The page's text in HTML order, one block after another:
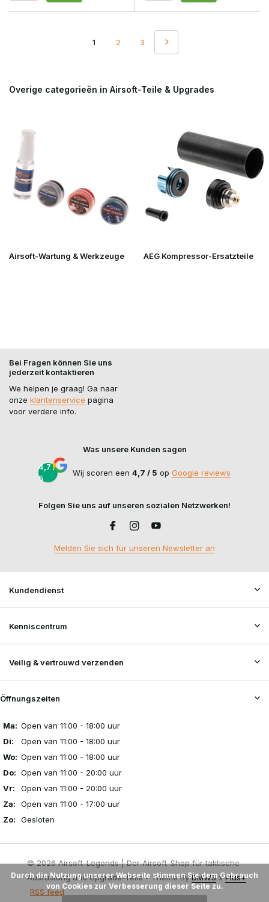
1 2 3
Overige categorieën in Airsoft-Teile & Upgrades
Airsoft-Wartung & Werkzeuge AEG Kompressor-Ersatzteile
Bei Fragen können Sie uns
jederzeit kontaktieren
We helpen je graag! Ga naar
onze klantenservice pagina
voor verdere info.
Was unsere Kunden sagen
4,7 /
5
Wij scoren een 4,7 / 5 op Google reviews
Folgen Sie uns auf unseren sozialen Netzwerken!
Melden Sie sich für unseren Newsletter an
Kundendienst
Kenniscentrum
Veilig & vertrouwd verzenden
Öffnungszeiten
Ma: Open van 11:00 - 18:00 uur
Di:
Open van 11:00 - 18:00 uur
Wo: Open van 11:00 - 18:00 uur
Do: Open van 11:00 - 20:00 uur
Vr:
Open van 11:00 - 20:00 uur
Za:
Open van 11:00 - 17:00 uur
Zo:
Gesloten
© 2026 Airsoft-Legends | Der Airsoft-Shop für taktische
Ausrüstung und Upgrade-Teile - Theme ByDMWSxPlus+
RSS feed
Durch die Nutzung unserer Webseite stimmen Sie dem Gebrauch
von Cookies zur Verbesserung dieser Seite zu.